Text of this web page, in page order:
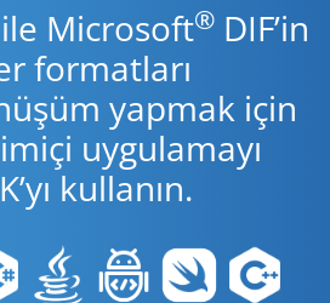
Microsoft® DIF’in
formatları
yapmak için
uygulamayı
kullanın.